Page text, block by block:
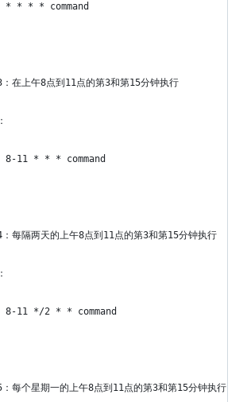
* * * * command
：在上午8点到11点的第3和第15分钟执行
8-11 * * * command
：每隔两天的上午8点到11点的第3和第15分钟执行
8-11 */2 * * command
：每个星期一的上午8点到11点的第3和第15分钟执行